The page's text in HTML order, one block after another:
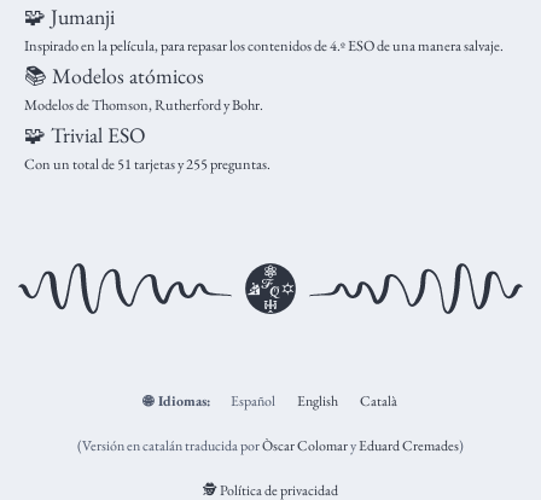
🧩 Jumanji
Inspirado en la película, para repasar los contenidos de 4.º ESO de una manera salvaje.
📚 Modelos atómicos
Modelos de Thomson, Rutherford y Bohr.
🧩 Trivial ESO
Con un total de 51 tarjetas y 255 preguntas.
🌐 Idiomas: Español English Català
(Versión en catalán traducida porÒscar ColomaryEduard Cremades)
🕵️ Política de privacidad